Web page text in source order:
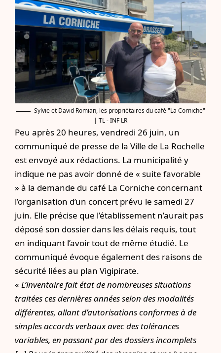
Sylvie et David Romian, les propriétaires du café "La Corniche"
| TL - INF LR
Peu après 20 heures, vendredi 26 juin, un
communiqué de presse de la Ville de La Rochelle
est envoyé aux rédactions. La municipalité y
indique ne pas avoir donné de « suite favorable
» à la demande du café La Corniche concernant
l’organisation d’un concert prévu le samedi 27
juin. Elle précise que l’établissement n’aurait pas
déposé son dossier dans les délais requis, tout
en indiquant l’avoir tout de même étudié. Le
communiqué évoque également des raisons de
sécurité liées au plan Vigipirate.
« L’inventaire fait état de nombreuses situations
traitées ces dernières années selon des modalités
différentes, allant d’autorisations conformes à de
simples accords verbaux avec des tolérances
variables, en passant par des dossiers incomplets